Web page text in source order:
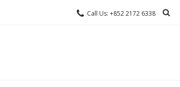
Call Us: +852 2172 6338